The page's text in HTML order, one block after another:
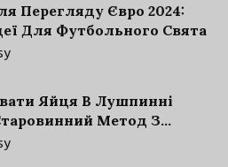
Перегляду Євро 2024:
Для Футбольного Свята
Яйця В Лушпинні
Метод З
Нюансами